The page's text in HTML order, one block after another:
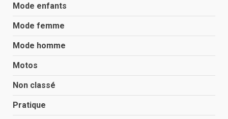
Mode enfants
Mode femme
Mode homme
Motos
Non classé
Pratique